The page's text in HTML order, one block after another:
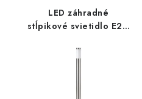
LED záhradné
stĺpikové svietidlo E27,